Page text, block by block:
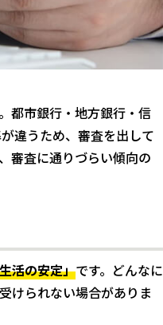
都市銀行・地方銀行・信
違うため、審査を出して
審査に通りづらい傾向の
活の安定」です。どんなに
けられない場合がありま